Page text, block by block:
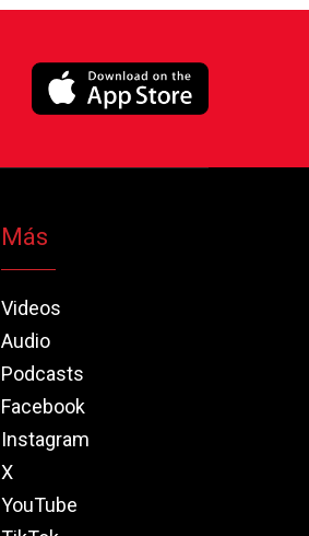
Más
Videos
Audio
Podcasts
Facebook
Instagram
X
YouTube